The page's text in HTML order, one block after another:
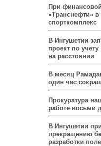
При
«Транснефти» в
спорткомплекс
В Ингушетии
проект по учету
на расстоянии
В месяц
один час
Прокуратура
работе восьми
В Ингушетии
прекращению
разработки